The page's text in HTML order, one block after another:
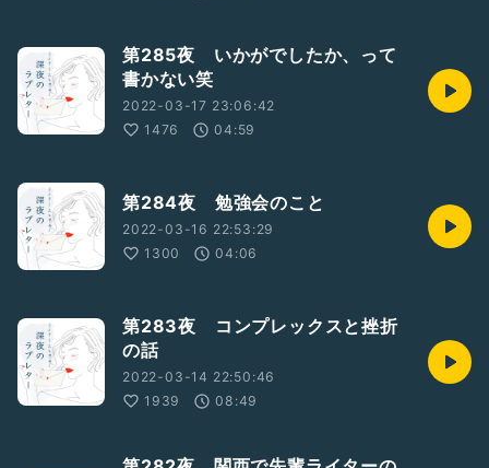
第285夜 いかがでしたか、って
書かない笑
2022-03-17 23:06:42
1476
04:59
第284夜 勉強会のこと
2022-03-16 22:53:29
1300
04:06
第283夜 コンプレックスと挫折
の話
2022-03-14 22:50:46
1939
08:49